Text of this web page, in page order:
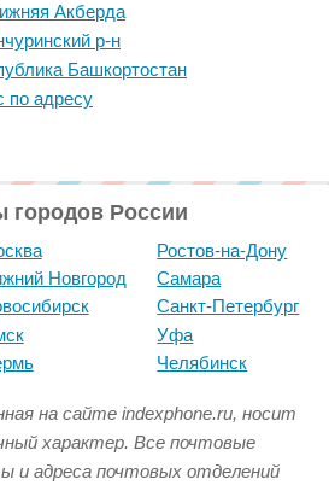
Акберда
р-н
Башкортостан
по адресу
городов России
Новгород
Ростов-на-Дону
Самара
Санкт-Петербург
Уфа
Челябинск
на сайте indexphone.ru, носит
характер. Все почтовые
и адреса почтовых отделений